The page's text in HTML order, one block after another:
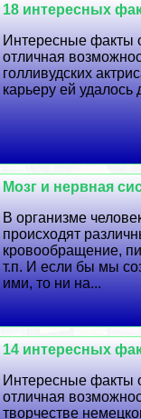
18 интересных
Интересные факты
отличная
голливудских
карьеру ей удалось
Мозг и нервная
В организме
происходят
кровообращение,
т.п. И если бы мы
ими, то ни на...
14 интересных
Интересные факты
отличная
творчестве